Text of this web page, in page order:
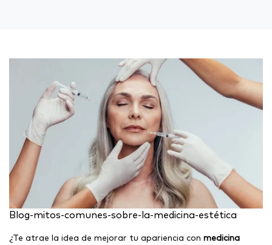
Blog-mitos-comunes-sobre-la-medicina-estética
¿Te atrae la idea de mejorar tu apariencia con medicina